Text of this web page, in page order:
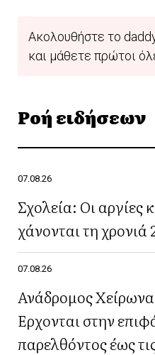
Ακολουθήστε το
και μάθετε πρώτοι
Ροή ειδήσεων
07.08.26
Σχολεία: Οι αργίες
χάνονται τη χρονιά
07.08.26
Ανάδρομος
Έρχονται στην
παρελθόντος έως